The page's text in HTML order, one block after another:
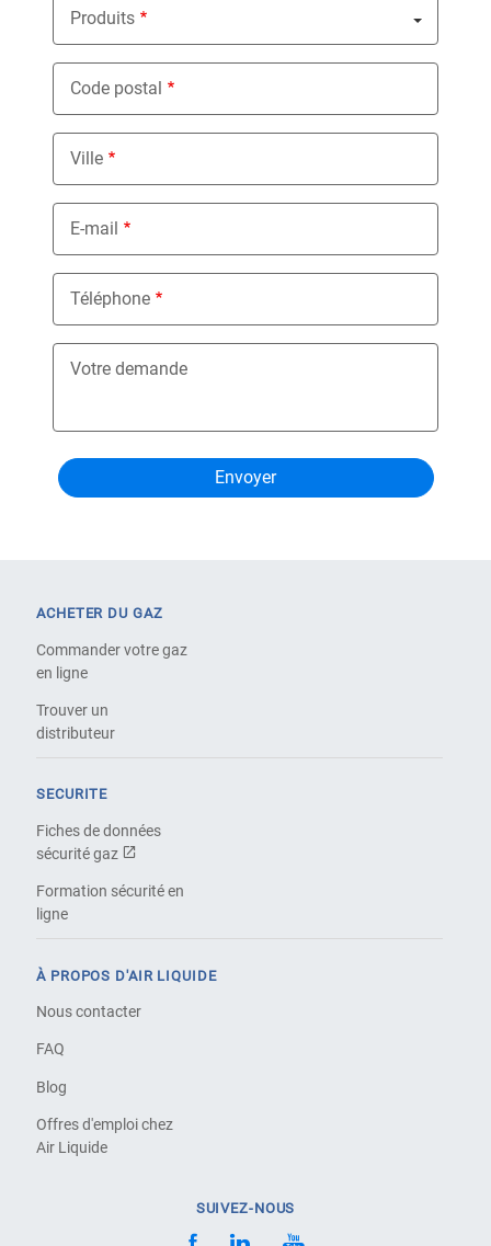
Produits
Nothing selected
Code postal
Ville
E-mail
Téléphone
Votre demande
ACHETER DU GAZ
Commander votre gaz
en ligne
Trouver un
distributeur
SECURITE
Fiches de données
sécurité gaz
Formation sécurité en
ligne
À PROPOS D'AIR LIQUIDE
Nous contacter
FAQ
Blog
Offres d'emploi chez
Air Liquide
SUIVEZ-NOUS